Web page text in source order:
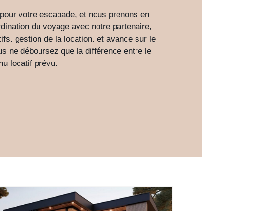
votre escapade, et nous prenons en
du voyage avec notre partenaire,
gestion de la location, et avance sur le
ne déboursez que la différence entre le
locatif prévu.